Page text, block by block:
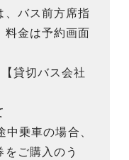
、バス前方席指
料金は予約画面
貸切バス会社
乗車の場合、
ご購入のう